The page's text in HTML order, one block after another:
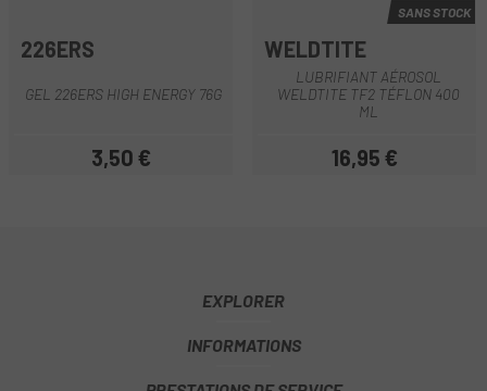
226ERS
GEL 226ERS HIGH ENERGY 76G
Prix
3,50 €
SANS STOCK
WELDTITE
LUBRIFIANT AÉROSOL
WELDTITE TF2 TÉFLON 400
ML
Prix
16,95 €
EXPLORER
INFORMATIONS